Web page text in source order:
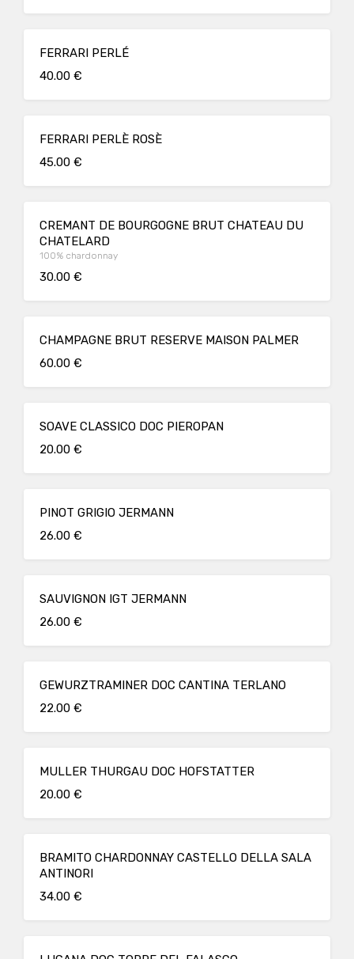
FERRARI PERLÉ
40.00 €
FERRARI PERLÈ ROSÈ
45.00 €
CREMANT DE BOURGOGNE BRUT CHATEAU DU
CHATELARD
100% chardonnay
30.00 €
CHAMPAGNE BRUT RESERVE MAISON PALMER
60.00 €
SOAVE CLASSICO DOC PIEROPAN
20.00 €
PINOT GRIGIO JERMANN
26.00 €
SAUVIGNON IGT JERMANN
26.00 €
GEWURZTRAMINER DOC CANTINA TERLANO
22.00 €
MULLER THURGAU DOC HOFSTATTER
20.00 €
BRAMITO CHARDONNAY CASTELLO DELLA SALA
ANTINORI
34.00 €